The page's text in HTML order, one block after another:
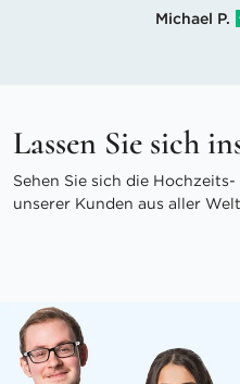
Michael P.
Lassen Sie sich
Sehen Sie sich die
unserer Kunden aus aller